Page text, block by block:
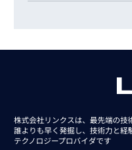
株式会社リンクスは、最先端の技
誰よりも早く発掘し、技術力と経
テクノロジープロバイダです